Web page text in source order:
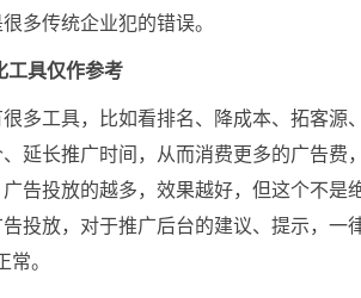
多传统企业犯的错误。
工具仅作参考
多工具，比如看排名、降成本、拓客
延长推广时间，从而消费更多的广告
告投放的越多，效果越好，但这个不
投放，对于推广后台的建议、提示，
常。